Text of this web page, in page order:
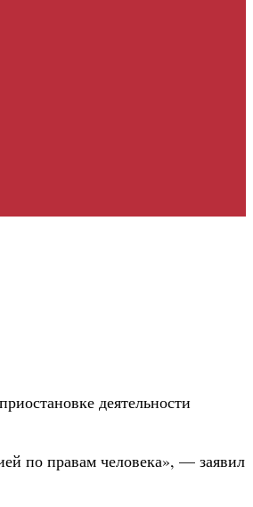
деятельности
по правам человека», — заявил